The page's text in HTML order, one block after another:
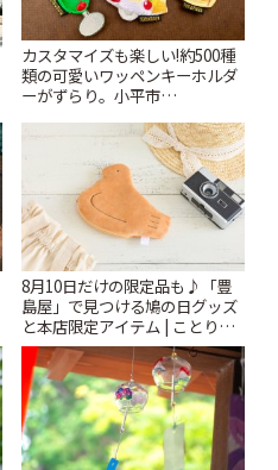
カスタマイズも楽しい!約500種
類の可愛いワッペンキーホルダ
ーがずらり。小平市
8月10日だけの限定品も♪「豊
島屋」で見つける鳩の日グッズ
と本店限定アイテム | ことりっ
ぷ